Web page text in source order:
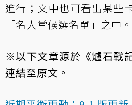
進行；文中也可看出某些
「名人堂候選名單」之中。
※以下文章源於《爐石戰
連結至原文 。